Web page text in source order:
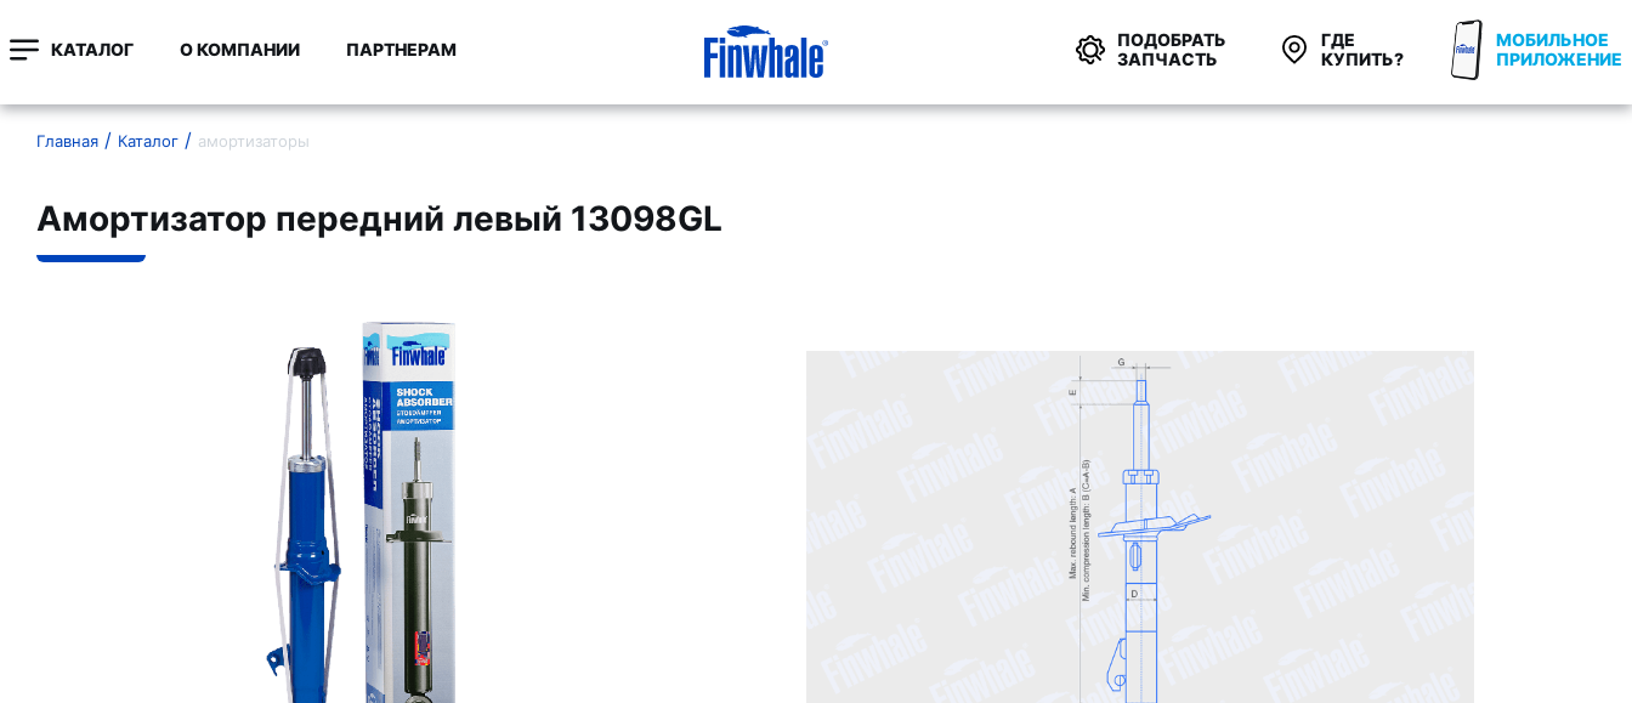
КАТАЛОГ О КОМПАНИИ ПАРТНЕРАМ
ПОДОБРАТЬ
ЗАПЧАСТЬ
ГДЕ
КУПИТЬ?
МОБИЛЬНОЕ
ПРИЛОЖЕНИЕ
Главная Каталог амортизаторы
Амортизатор передний левый 13098GL